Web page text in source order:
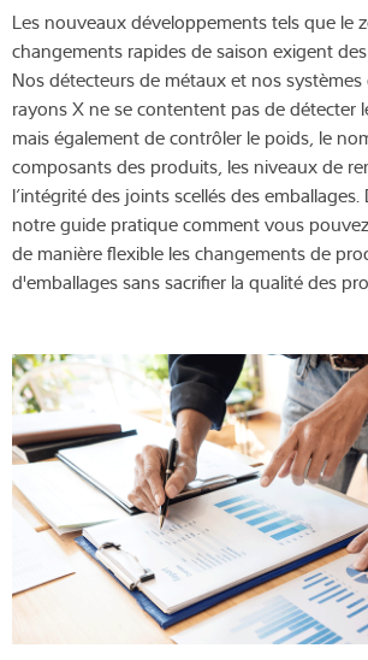
Les nouveaux développements tels que le
changements rapides de saison exigent
Nos détecteurs de métaux et nos
rayons X ne se contentent pas de détecter
mais également de contrôler le poids, le
composants des produits, les niveaux de
l’intégrité des joints scellés des
notre guide pratique comment vous
de manière flexible les changements de
d'emballages sans sacrifier la qualité des